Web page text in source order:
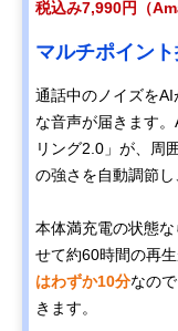
税込み7,990円（
マルチポイン
通話中のノイズを
な音声が届きます
リング2.0」が、周
の強さを自動調節し
本体満充電の状態
せて約60時間の再生
はわずか10分なの
きます。